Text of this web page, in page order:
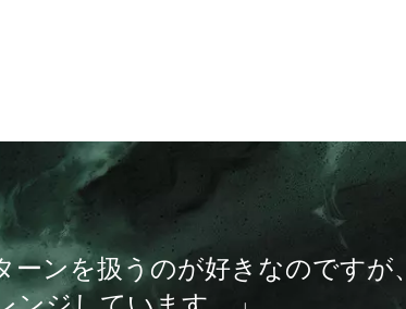
ーンを扱うのが好きなのですが、